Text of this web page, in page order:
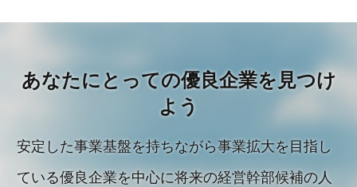
あなたにとっての優良企業を見つけ
よう
安定した事業基盤を持ちながら事業拡大を目指し
ている優良企業を中心に将来の経営幹部候補の人